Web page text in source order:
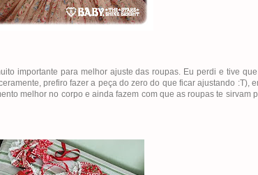
importante para melhor ajuste das roupas. Eu perdi e tive
prefiro fazer a peça do zero do que ficar ajustando :T),
melhor no corpo e ainda fazem com que as roupas te sirvam